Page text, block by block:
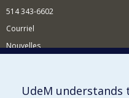
514 343-6602
Courriel
Nouvelles
Comment soutenir le
UdeM